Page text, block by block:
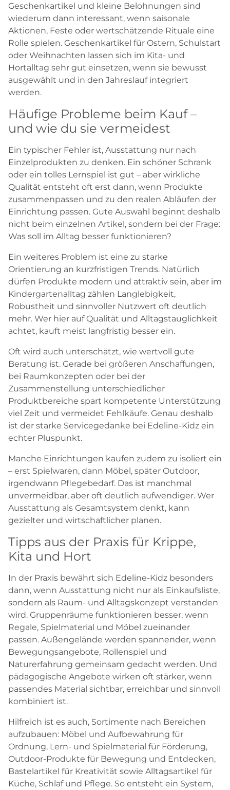
Geschenkartikel und kleine Belohnungen sind
wiederum dann interessant, wenn saisonale
Aktionen, Feste oder wertschätzende Rituale eine
Rolle spielen. Geschenkartikel für Ostern, Schulstart
oder Weihnachten lassen sich im Kita- und
Hortalltag sehr gut einsetzen, wenn sie bewusst
ausgewählt und in den Jahreslauf integriert
werden.
Häufige Probleme beim Kauf –
und wie du sie vermeidest
Ein typischer Fehler ist, Ausstattung nur nach
Einzelprodukten zu denken. Ein schöner Schrank
oder ein tolles Lernspiel ist gut – aber wirkliche
Qualität entsteht oft erst dann, wenn Produkte
zusammenpassen und zu den realen Abläufen der
Einrichtung passen. Gute Auswahl beginnt deshalb
nicht beim einzelnen Artikel, sondern bei der Frage:
Was soll im Alltag besser funktionieren?
Ein weiteres Problem ist eine zu starke
Orientierung an kurzfristigen Trends. Natürlich
dürfen Produkte modern und attraktiv sein, aber im
Kindergartenalltag zählen Langlebigkeit,
Robustheit und sinnvoller Nutzwert oft deutlich
mehr. Wer hier auf Qualität und Alltagstauglichkeit
achtet, kauft meist langfristig besser ein.
Oft wird auch unterschätzt, wie wertvoll gute
Beratung ist. Gerade bei größeren Anschaffungen,
bei Raumkonzepten oder bei der
Zusammenstellung unterschiedlicher
Produktbereiche spart kompetente Unterstützung
viel Zeit und vermeidet Fehlkäufe. Genau deshalb
ist der starke Servicegedanke bei Edeline-Kidz ein
echter Pluspunkt.
Manche Einrichtungen kaufen zudem zu isoliert ein
– erst Spielwaren, dann Möbel, später Outdoor,
irgendwann Pflegebedarf. Das ist manchmal
unvermeidbar, aber oft deutlich aufwendiger. Wer
Ausstattung als Gesamtsystem denkt, kann
gezielter und wirtschaftlicher planen.
Tipps aus der Praxis für Krippe,
Kita und Hort
In der Praxis bewährt sich Edeline-Kidz besonders
dann, wenn Ausstattung nicht nur als Einkaufsliste,
sondern als Raum- und Alltagskonzept verstanden
wird. Gruppenräume funktionieren besser, wenn
Regale, Spielmaterial und Möbel zueinander
passen. Außengelände werden spannender, wenn
Bewegungsangebote, Rollenspiel und
Naturerfahrung gemeinsam gedacht werden. Und
pädagogische Angebote wirken oft stärker, wenn
passendes Material sichtbar, erreichbar und sinnvoll
kombiniert ist.
Hilfreich ist es auch, Sortimente nach Bereichen
aufzubauen: Möbel und Aufbewahrung für
Ordnung, Lern- und Spielmaterial für Förderung,
Outdoor-Produkte für Bewegung und Entdecken,
Bastelartikel für Kreativität sowie Alltagsartikel für
Küche, Schlaf und Pflege. So entsteht ein System,